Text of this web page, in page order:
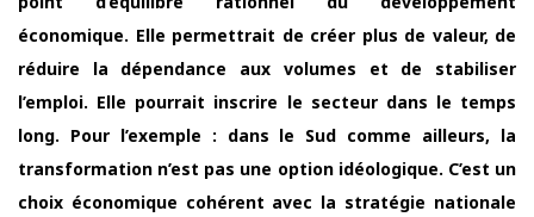
économique. Elle permettrait de créer plus de valeur, de
réduire la dépendance aux volumes et de stabiliser
l’emploi. Elle pourrait inscrire le secteur dans le temps
long. Pour l’exemple : dans le Sud comme ailleurs, la
transformation n’est pas une option idéologique. C’est un
choix économique cohérent avec la stratégie nationale